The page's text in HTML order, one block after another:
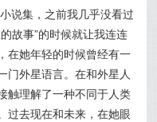
说集，之前我几乎没看过
故事”的时候就让我连连
在她年轻的时候曾经有一
门外星语言。在和外星人
触理解了一种不同于人类
过去现在和未来，在她眼